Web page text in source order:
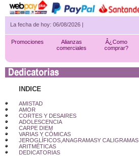
La fecha de hoy: 06/08/2026 |
Promociones
Alianzas
comerciales
Â¿Como
comprar?
INDICE
AMISTAD
AMOR
CORTES Y DESAIRES
ADOLESCENCIA
CARPE DIEM
VARIAS Y CÓMICAS
JEROGLÍFICOS,ANAGRAMASY CALIGRAMAS
ARITMÉTICAS
DEDICATORIAS